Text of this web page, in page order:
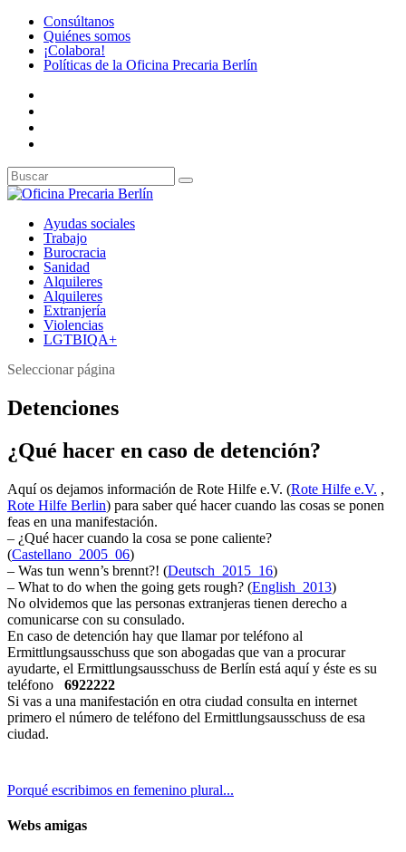
Consúltanos
Quiénes somos
¡Colabora!
Políticas de la Oficina Precaria Berlín
Ayudas sociales
Trabajo
Burocracia
Sanidad
Alquileres
Alquileres
Extranjería
Violencias
LGTBIQA+
Seleccionar página
Detenciones
¿Qué hacer en caso de detención?
Aquí os dejamos información de Rote Hilfe e.V. (Rote Hilfe e.V. ,
Rote Hilfe Berlin) para saber qué hacer cuando las cosas se ponen
feas en una manifestación.
– ¿Qué hacer cuando la cosa se pone caliente?
(Castellano_2005_06)
– Was tun wenn’s brennt?! (Deutsch_2015_16)
– What to do when the going gets rough? (English_2013)
No olvidemos que las personas extranjeras tienen derecho a
comunicarse con su consulado.
En caso de detención hay que llamar por teléfono al
Ermittlungsausschuss que son abogadas que van a procurar
ayudarte, el Ermittlungsausschuss de Berlín está aquí y éste es su
teléfono 6922222
Si vas a una manifestación en otra ciudad consulta en internet
primero el número de teléfono del Ermittlungsausschuss de esa
ciudad.
Porqué escribimos en femenino plural...
Webs amigas